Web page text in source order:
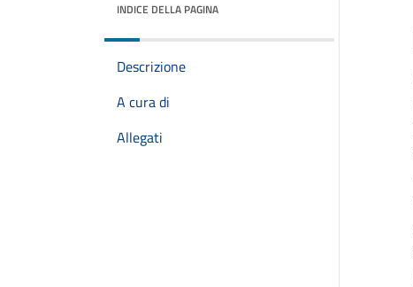
INDICE DELLA PAGINA
Descrizione
A cura di
Allegati